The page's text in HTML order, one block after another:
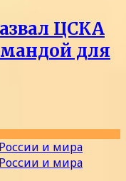
ЦСКА
для